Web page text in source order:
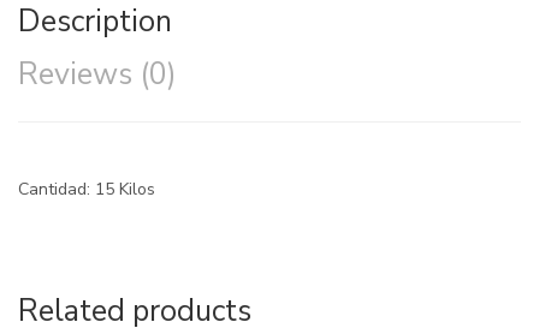
Description
Reviews (0)
Cantidad: 15 Kilos
Related products